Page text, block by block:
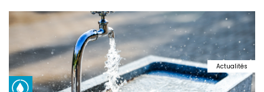
Actualités